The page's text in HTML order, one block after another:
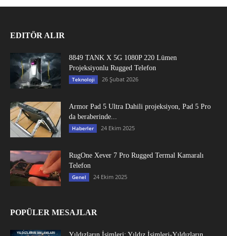
EDITÖR ALIR
8849 TANK X 5G 1080P 220 Lümen
Projeksiyonlu Rugged Telefon
Teknoloji 26 Şubat 2026
Armor Pad 5 Ultra Dahili projeksiyon, Pad 5 Pro
da beraberinde...
Haberler 24 Ekim 2025
RugOne Xever 7 Pro Rugged Termal Kamaralı
Telefon
Genel 24 Ekim 2025
POPÜLER MESAJLAR